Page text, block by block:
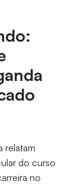
relatam
do curso
no